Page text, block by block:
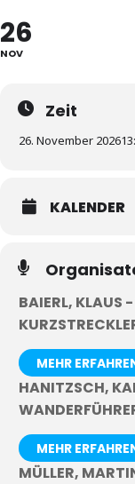
26
NOV
Zeit
26. November 2026
KALENDER
BAIERL, KLAUS
MEHR
HANITZSCH,
MEHR
MÜLLER,